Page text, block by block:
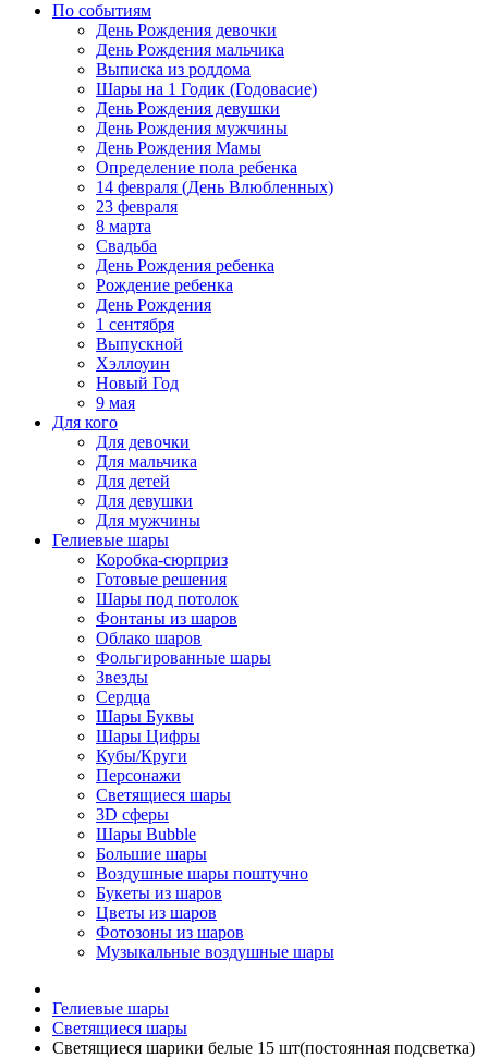
По событиям
День Рождения девочки
День Рождения мальчика
Выписка из роддома
Шары на 1 Годик (Годовасие)
День Рождения девушки
День Рождения мужчины
День Рождения Мамы
Определение пола ребенка
14 февраля (День Влюбленных)
23 февраля
8 марта
Свадьба
День Рождения ребенка
Рождение ребенка
День Рождения
1 сентября
Выпускной
Хэллоуин
Новый Год
9 мая
Для кого
Для девочки
Для мальчика
Для детей
Для девушки
Для мужчины
Гелиевые шары
Коробка-сюрприз
Готовые решения
Шары под потолок
Фонтаны из шаров
Облако шаров
Фольгированные шары
Звезды
Сердца
Шары Буквы
Шары Цифры
Кубы/Круги
Персонажи
Светящиеся шары
3D сферы
Шары Bubble
Большие шары
Воздушные шары поштучно
Букеты из шаров
Цветы из шаров
Фотозоны из шаров
Музыкальные воздушные шары
Гелиевые шары
Светящиеся шары
Светящиеся шарики белые 15 шт(постоянная подсветка)